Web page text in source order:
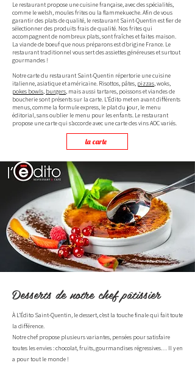
Le restaurant propose une cuisine française, avec des spécialités,
comme le welsh, moules frites ou la flammekueche. Afin de vous
garantir des plats de qualité, le restaurant Saint-Quentin est fier de
sélectionner des produits frais de qualité. Nos frites qui
accompagnent de nombreux plats, sont fraîches et faites maison.
La viande de boeuf que nous préparons est d’origine France. Le
restaurant traditionnel vous sert des assiettes généreuses et surtout
gourmandes !
Notre carte du restaurant Saint-Quentin répertorie une cuisine
italienne, asiatique et américaine. Risottos, pâtes, pizzas, woks,
pokes bowls, burgers, mais aussi tartares, poissons et viandes de
boucherie sont présents sur la carte. L’Édito met en avant différents
menus, comme la formule express, le plat du jour, le menu
éditorial, sans oublier le menu pour les enfants. Le restaurant
propose une carte qui s’accorde avec une carte des vins AOC variés.
la carte
Desserts de notre chef pâtissier
À L’Édito Saint-Quentin, le dessert, c’est la touche finale qui fait toute
la différence.
Notre chef propose plusieurs variantes, pensées pour satisfaire
toutes les envies : chocolat, fruits, gourmandises régressives… Il y en
a pour tout le monde !